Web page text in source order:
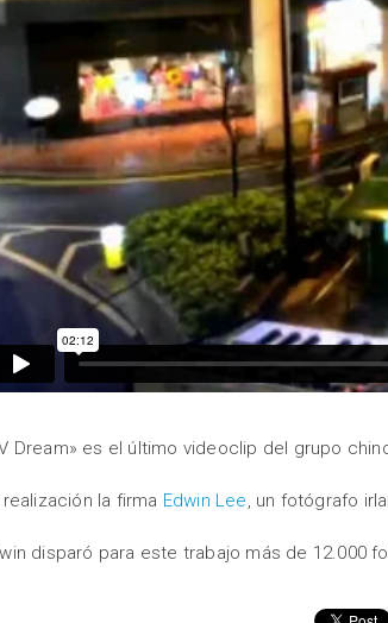
Dream» es el último videoclip del grupo
realización la firma Edwin Lee, un fotógrafo
disparó para este trabajo más de 12.000